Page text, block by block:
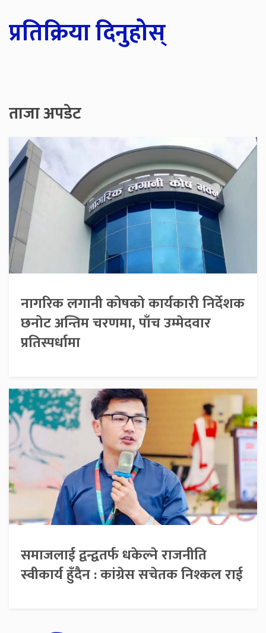
प्रतिक्रिया दिनुहोस्
ताजा अपडेट
नागरिक लगानी कोषको कार्यकारी निर्देशक
छनोट अन्तिम चरणमा, पाँच उम्मेदवार
प्रतिस्पर्धामा
समाजलाई द्वन्द्वतर्फ धकेल्ने राजनीति
स्वीकार्य हुँदैन : कांग्रेस सचेतक निश्कल राई